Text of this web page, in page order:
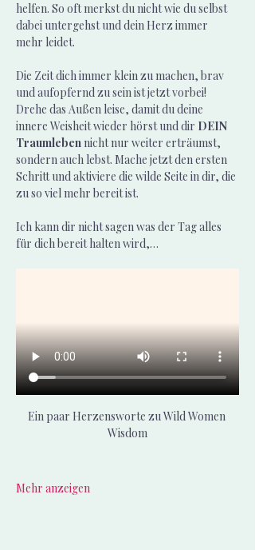
helfen. So oft merkst du nicht wie du selbst
dabei untergehst und dein Herz immer
mehr leidet.
Die Zeit dich immer klein zu machen, brav
und aufopfernd zu sein ist jetzt vorbei!
Drehe das Außen leise, damit du deine
innere Weisheit wieder hörst und dir DEIN
Traumleben nicht nur weiter erträumst,
sondern auch lebst. Mache jetzt den ersten
Schritt und aktiviere die wilde Seite in dir, die
zu so viel mehr bereit ist.
Ich kann dir nicht sagen was der Tag alles
für dich bereit halten wird,…
Ein paar Herzensworte zu Wild Women
Wisdom
Mehr anzeigen